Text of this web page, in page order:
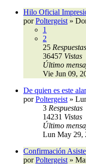
Hilo Oficial
porPoltergeist »
1
2
25 Respuestas
36457 Vistas
Último
Vie Jun 09,
De quien es este
porPoltergeist »
3 Respuestas
14231 Vistas
Último
Lun May 29,
Confirmación
porPoltergeist »